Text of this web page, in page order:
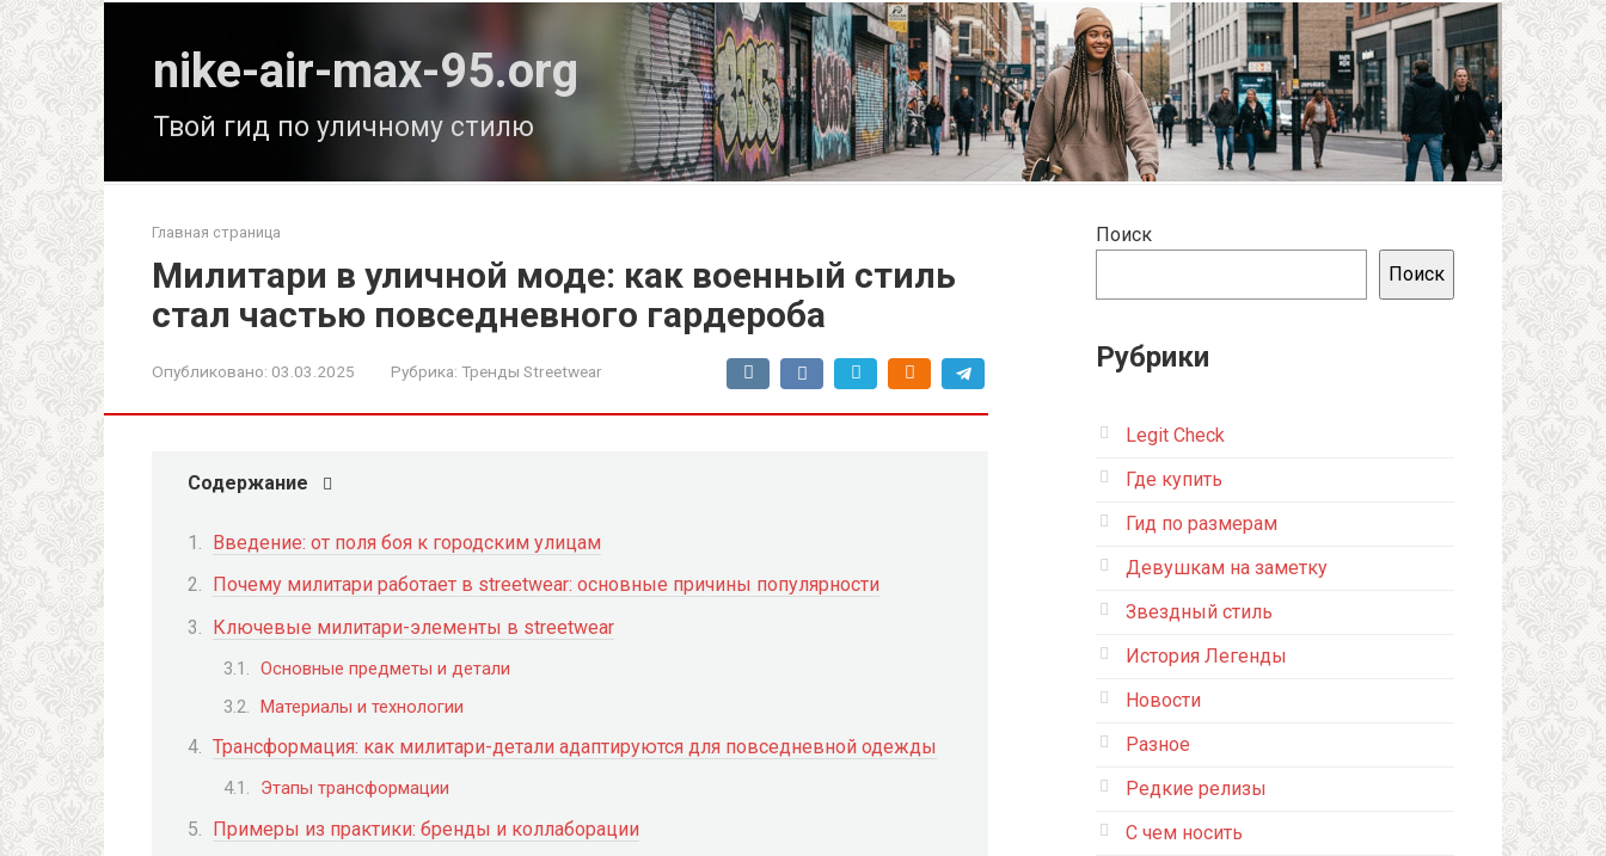
nike-air-max-95.org
Твой гид по уличному стилю
Главная страница
Милитари в уличной моде: как военный стиль
стал частью повседневного гардероба
Опубликовано: 03.03.2025 Рубрика: Тренды Streetwear
Содержание
Введение: от поля боя к городским улицам
Почему милитари работает в streetwear: основные причины популярности
Ключевые милитари-элементы в streetwear
Основные предметы и детали
Материалы и технологии
Трансформация: как милитари-детали адаптируются для повседневной одежды
Этапы трансформации
Примеры из практики: бренды и коллаборации
Поиск
Поиск
Рубрики
Legit Check
Где купить
Гид по размерам
Девушкам на заметку
Звездный стиль
История Легенды
Новости
Разное
Редкие релизы
С чем носить